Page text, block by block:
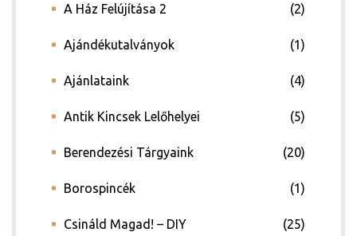
A Ház Felújítása 2 (2)
Ajándékutalványok (1)
Ajánlataink (4)
Antik Kincsek Lelőhelyei (5)
Berendezési Tárgyaink (20)
Borospincék (1)
Csináld Magad! – DIY (25)